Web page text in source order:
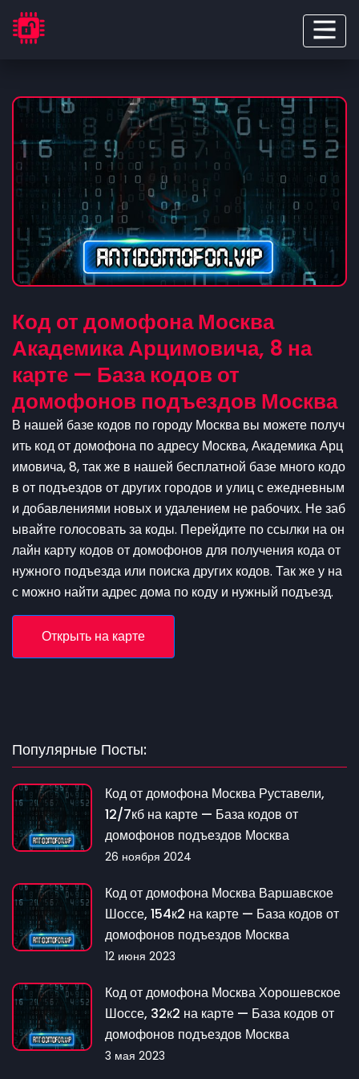
Код от домофона Москва
Академика Арцимовича, 8 на
карте — База кодов от
домофонов подъездов Москва
В нашей базе кодов по городу Москва вы можете получ
ить код от домофона по адресу Москва, Академика Арц
имовича, 8, так же в нашей бесплатной базе много кодо
в от подъездов от других городов и улиц с ежедневным
и добавлениями новых и удалением не рабочих. Не заб
ывайте голосовать за коды. Перейдите по ссылки на он
лайн карту кодов от домофонов для получения кода от
нужного подъезда или поиска других кодов. Так же у на
с можно найти адрес дома по коду и нужный подъезд.
Открыть на карте
Популярные Посты:
Код от домофона Москва Руставели,
12/7кб на карте — База кодов от
домофонов подъездов Москва
26 ноября 2024
Код от домофона Москва Варшавское
Шоссе, 154к2 на карте — База кодов от
домофонов подъездов Москва
12 июня 2023
Код от домофона Москва Хорошевское
Шоссе, 32к2 на карте — База кодов от
домофонов подъездов Москва
3 мая 2023